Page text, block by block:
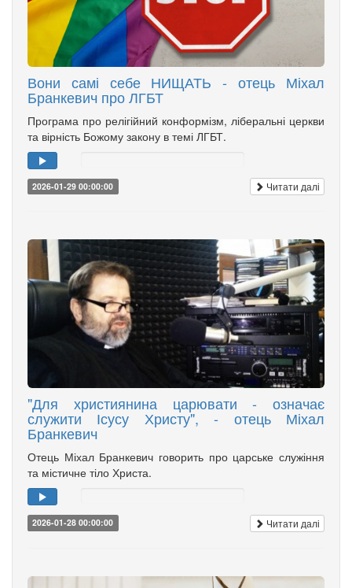
Вони самі себе НИЩАТЬ - отець Міхал
Бранкевич про ЛГБТ
Програма про релігійний конформізм, ліберальні церкви
та вірність Божому закону в темі ЛГБТ.
2026-01-29 00:00:00 Читати далі
"Для християнина царювати - означає
служити Ісусу Христу", - отець Міхал
Бранкевич
Отець Міхал Бранкевич говорить про царське служіння
та містичне тіло Христа.
2026-01-28 00:00:00 Читати далі